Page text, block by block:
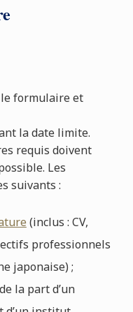
formulaire et
la date limite.
requis doivent
Les
suivants :
(inclus : CV,
professionnels
japonaise) ;
la part d’un